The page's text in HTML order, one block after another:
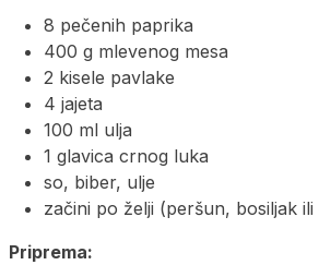
8 pečenih paprika
400 g mlevenog mesa
2 kisele pavlake
4 jajeta
100 ml ulja
1 glavica crnog luka
so, biber, ulje
začini po želji (peršun, bosiljak ili
Priprema: